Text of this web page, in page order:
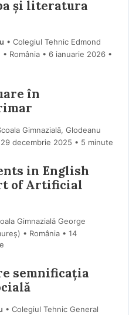
și literatura
• Colegiul Tehnic Edmond
România
6 ianuarie 2026 •
în
Gimnazială, Glodeanu
29 decembrie 2025 • 5 minute
in English
of Artificial
Gimnazială George
• România
14
semnificația
• Colegiul Tehnic General